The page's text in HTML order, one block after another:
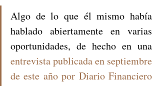
Algo de lo que él mismo había
hablado abiertamente en varias
entrevista publicada en septiembre
de este año por Diario Financiero